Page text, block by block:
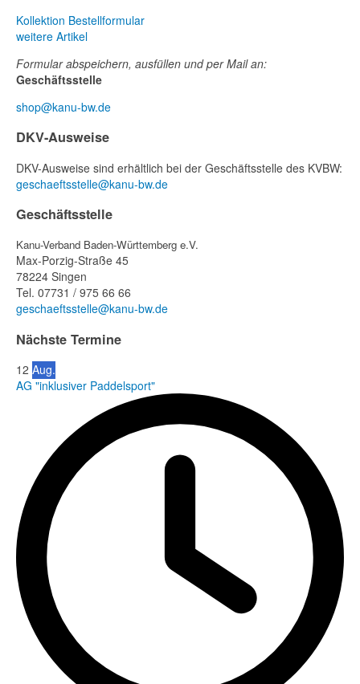
Kollektion Bestellformular
weitere Artikel
Formular abspeichern, ausfüllen und per Mail an:
Geschäftsstelle
shop@kanu-bw.de
DKV-Ausweise
DKV-Ausweise sind erhältlich bei der Geschäftsstelle des KVBW:
geschaeftsstelle@kanu-bw.de
Geschäftsstelle
Kanu-Verband Baden-Württemberg e.V.
Max-Porzig-Straße 45
78224 Singen
Tel. 07731 / 975 66 66
geschaeftsstelle@kanu-bw.de
Nächste Termine
12 Aug.
AG "inklusiver Paddelsport"